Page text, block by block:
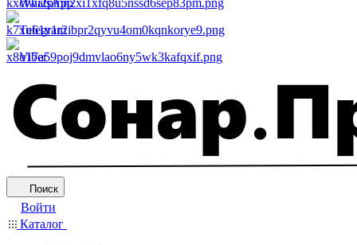
WhatsApp
Telegram
Viber
Поиск
Войти
Каталог